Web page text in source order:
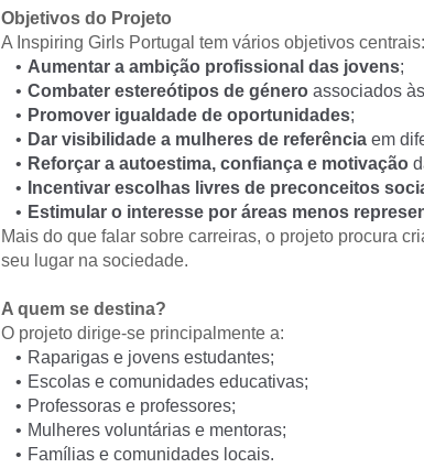
Objetivos do Projeto
A Inspiring Girls Portugal tem vários objetivos centrais:
Aumentar a ambição profissional das jovens;
Combater estereótipos de género associados
Promover igualdade de oportunidades;
Dar visibilidade a mulheres de referência em
Reforçar a autoestima, confiança e motivação
Incentivar escolhas livres de preconceitos
Estimular o interesse por áreas menos
Mais do que falar sobre carreiras, o projeto procura
seu lugar na sociedade.
A quem se destina?
O projeto dirige-se principalmente a:
Raparigas e jovens estudantes;
Escolas e comunidades educativas;
Professoras e professores;
Mulheres voluntárias e mentoras;
Famílias e comunidades locais.